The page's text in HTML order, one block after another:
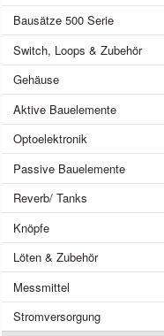
Bausätze 500 Serie
Switch, Loops & Zubehör
Gehäuse
Aktive Bauelemente
Optoelektronik
Passive Bauelemente
Reverb/ Tanks
Knöpfe
Löten & Zubehör
Messmittel
Stromversorgung